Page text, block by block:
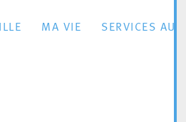
MA VIE SERVICES AU